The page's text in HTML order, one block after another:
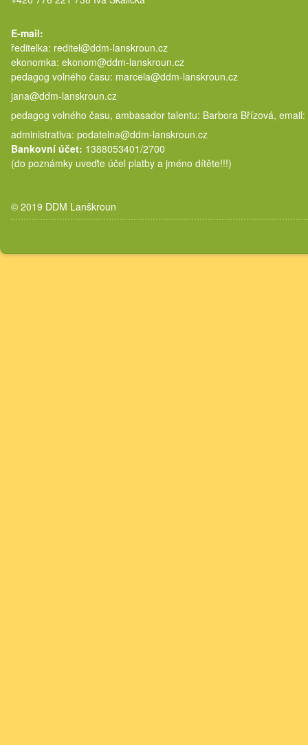
E-mail:
ředitelka: reditel@ddm-lanskroun.cz
ekonomka: ekonom@ddm-lanskroun.cz
pedagog volného času:
jana@ddm-lanskroun.cz
pedagog volného času, ambasador talentu: Barbora Břízová,
administrativa: podatelna@ddm-lanskroun.cz
Bankovní účet: 1388053401/2700
(do poznámky uveďte účel platby a jméno dítěte!!!)
© 2019 DDM Lanškroun